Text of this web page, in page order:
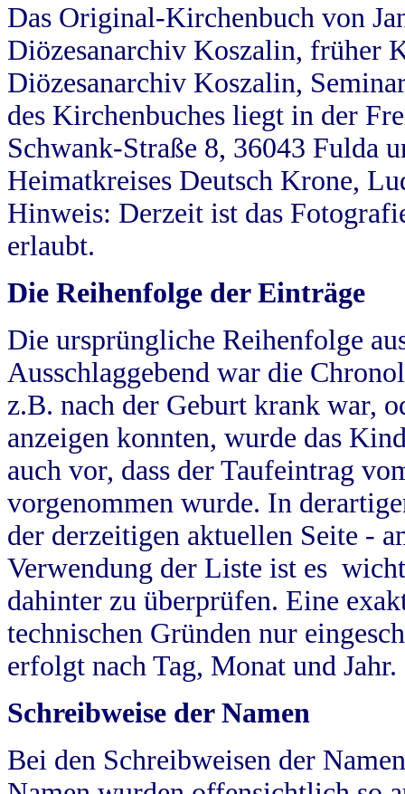
Das Original-Kirchenbuch von
Diözesanarchiv Koszalin, früher
Diözesanarchiv Koszalin,
des Kirchenbuches liegt in der
Schwank-Straße 8, 36043 Fulda
Heimatkreises Deutsch Krone,
Hinweis: Derzeit ist das
erlaubt.
Die Reihenfolge der Einträge
Die ursprüngliche Reihenfolge
Ausschlaggebend war die
z.B. nach der Geburt krank war,
anzeigen konnten, wurde das
auch vor, dass der Taufeintrag
vorgenommen wurde. In
der derzeitigen aktuellen Seite -
Verwendung der Liste ist es
dahinter zu überprüfen. Eine
technischen Gründen nur
erfolgt nach Tag, Monat und Jahr.
Schreibweise der Namen
Bei den Schreibweisen der